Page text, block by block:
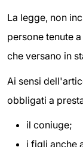
La legge, non
persone tenute
che versano in
Ai sensi
obbligati a
il coniuge;
i figli anche